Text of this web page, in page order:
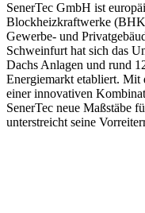
SenerTec GmbH ist
Blockheizkraftwerke
Gewerbe- und
Schweinfurt hat sich das
Dachs Anlagen und rund
Energiemarkt etabliert. Mit
einer innovativen
SenerTec neue Maßstäbe
unterstreicht seine